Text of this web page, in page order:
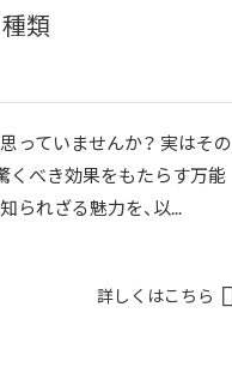
類
っていませんか？ 実はその
くべき効果をもたらす万能
られざる魅力を、以...
詳しくはこちら